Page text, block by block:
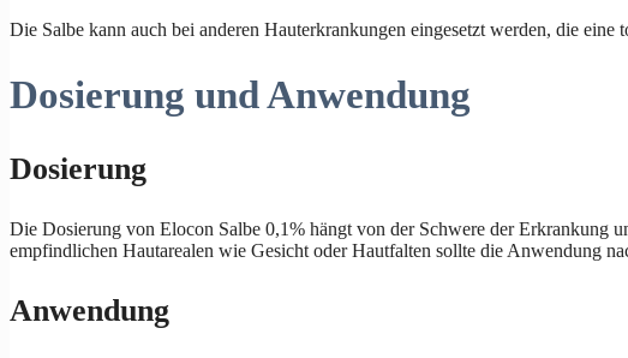
Die Salbe kann auch bei anderen Hauterkrankungen eingesetzt werden, die
Dosierung und Anwendung
Dosierung
Die Dosierung von Elocon Salbe 0,1% hängt von der Schwere der Erkrankung
empfindlichen Hautarealen wie Gesicht oder Hautfalten sollte die Anwendung
Anwendung